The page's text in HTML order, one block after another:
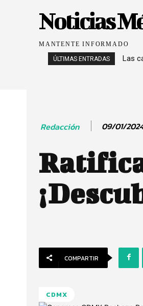
Noticias
MANTENTE INFORMADO
ÚLTIMAS ENTRADAS Las
Redacción 09/01/
COMPARTIR
CDMX